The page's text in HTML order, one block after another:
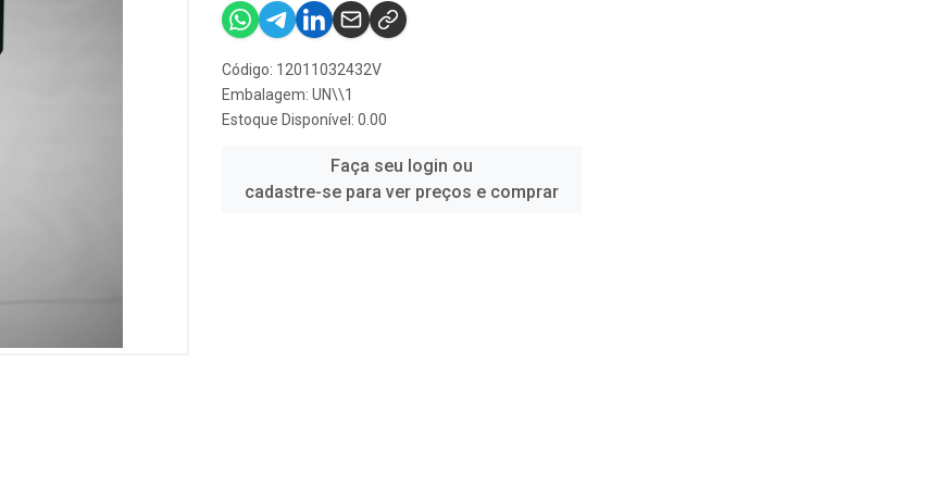
Código: 12011032432V
Embalagem: UN\\1
Estoque Disponível: 0.00
Faça seu login ou
cadastre-se para ver preços e comprar